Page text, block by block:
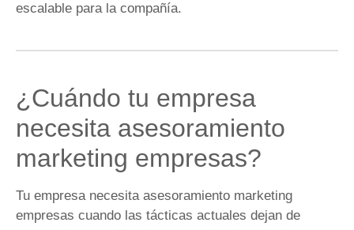
escalable para la compañía.
¿Cuándo tu empresa
necesita asesoramiento
marketing empresas?
Tu empresa necesita asesoramiento marketing
empresas cuando las tácticas actuales dejan de